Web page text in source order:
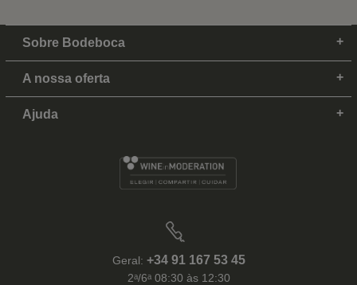
Sobre Bodeboca
A nossa oferta
Ajuda
Geral: +34 91 167 53 45
2ᵃ/6ᵃ 08:30 às 12:30